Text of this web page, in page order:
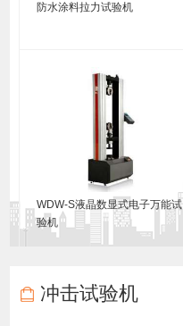
防水涂料拉力试验机
WDW-S液晶数显式电子万能试
验机
冲击试验机